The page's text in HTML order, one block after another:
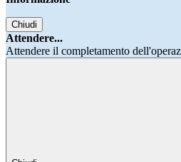
Chiudi
Attendere...
Attendere il completamento